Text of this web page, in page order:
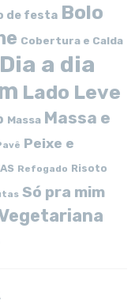
de festa Bolo
Cobertura e Calda
Dia a dia
Lado Leve
Massa Massa e
Peixe e
Refogado Risoto
Só pra mim